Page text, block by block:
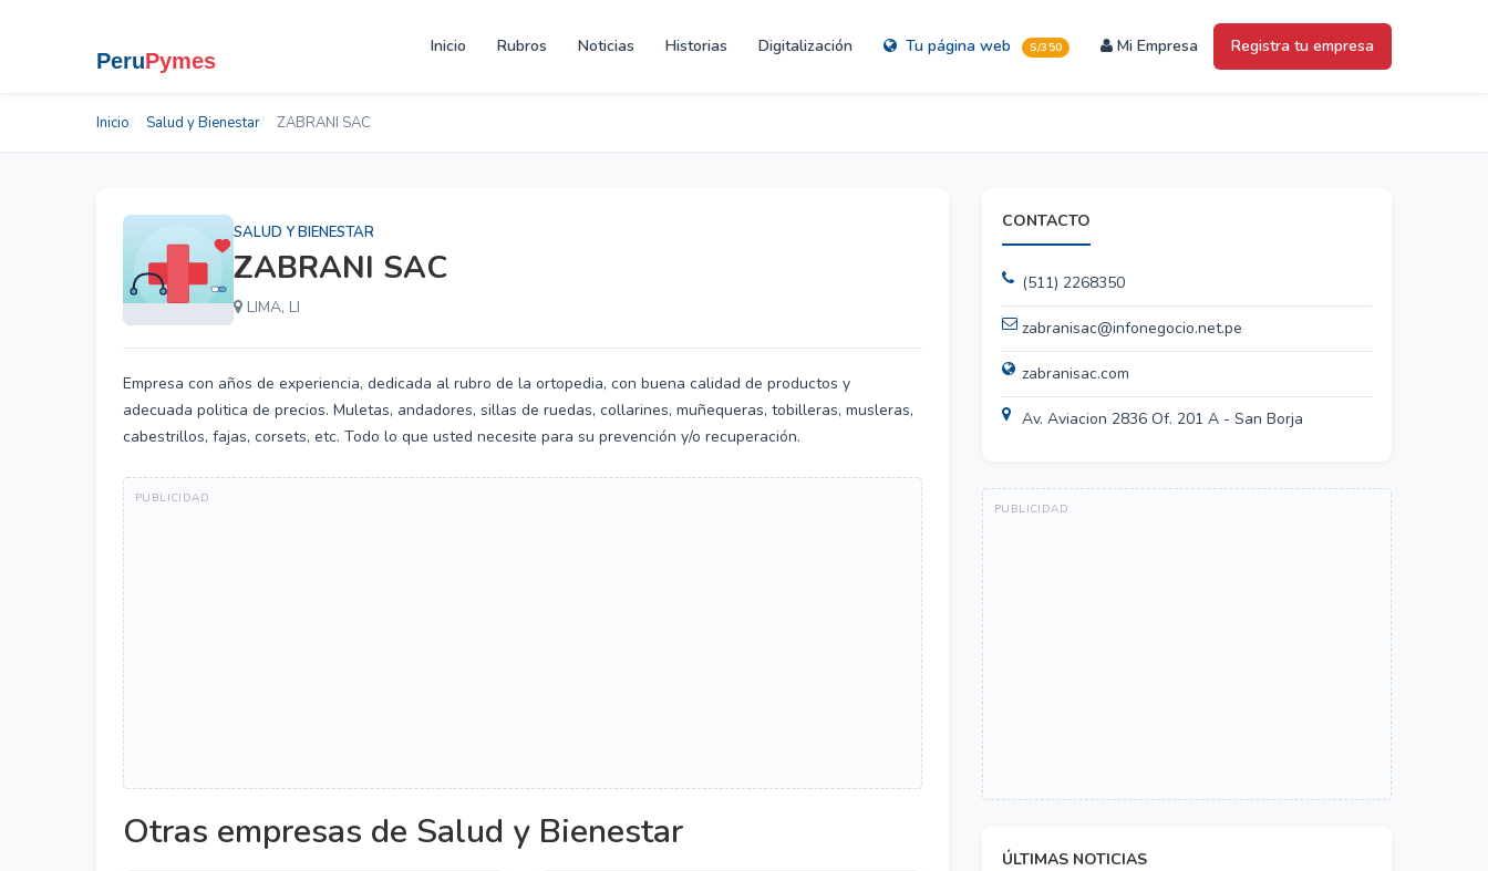
Inicio Rubros Noticias Historias Digitalización Tu página web S/350 Mi Empresa Registra tu empresa
Inicio Salud y Bienestar ZABRANI SAC
SALUD Y BIENESTAR
ZABRANI SAC
LIMA, LI
Empresa con años de experiencia, dedicada al rubro de la ortopedia, con buena calidad de productos y
adecuada politica de precios. Muletas, andadores, sillas de ruedas, collarines, muñequeras, tobilleras, musleras,
cabestrillos, fajas, corsets, etc. Todo lo que usted necesite para su prevención y/o recuperación.
Otras empresas de Salud y Bienestar
CONTACTO
(511) 2268350
zabranisac@infonegocio.net.pe
zabranisac.com
Av. Aviacion 2836 Of. 201 A - San Borja
ÚLTIMAS NOTICIAS